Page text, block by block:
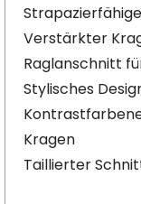
Verstärkter
Raglanschnitt
Stylisches
Kragen
Taillierter